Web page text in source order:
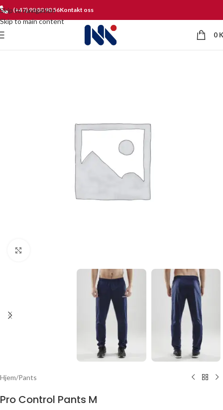
Skip to navigation
Skip to main content
(+47) 90 80 90 56Kontakt oss
0
Hjem/Pants
Pro Control Pants M